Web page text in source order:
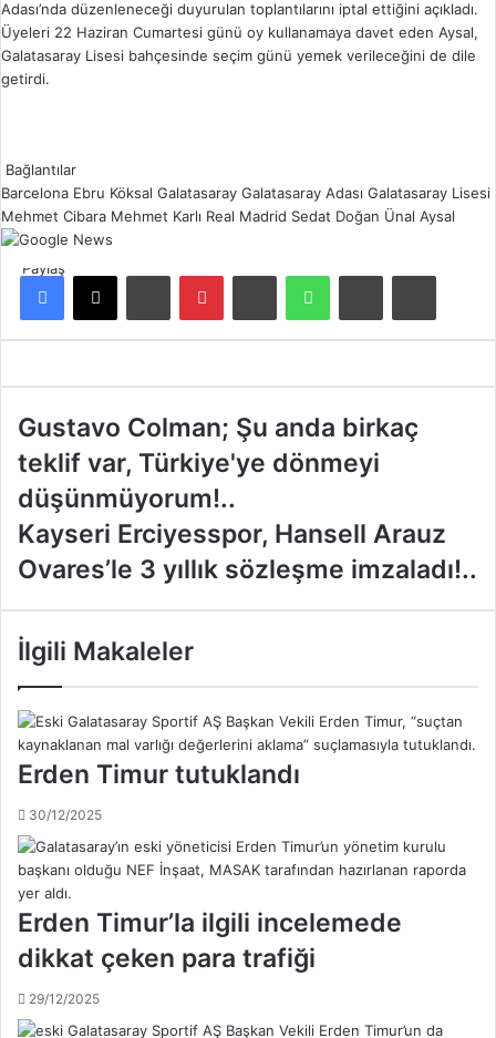
Adası’nda düzenleneceği duyurulan toplantılarını iptal ettiğini açıkladı.
Üyeleri 22 Haziran Cumartesi günü oy kullanamaya davet eden Aysal,
Galatasaray Lisesi bahçesinde seçim günü yemek verileceğini de dile
getirdi.
Bağlantılar
Barcelona Ebru Köksal Galatasaray Galatasaray Adası Galatasaray Lisesi
Mehmet Cibara Mehmet Karlı Real Madrid Sedat Doğan Ünal Aysal
Paylaş
G
s
t
a
v
o
C
o
;
Ş
u
n
d
a
b
i
r
k
ç
t
Gustavo Colman; Şu anda birkaç
teklif var, Türkiye'ye dönmeyi
düşünmüyorum!..
K
y
r
E
r
c
i
y
e
s
p
o
r
H
a
n
Kayseri Erciyesspor, Hansell Arauz
Ovares’le 3 yıllık sözleşme imzaladı!..
İlgili Makaleler
Erden Timur tutuklandı
30/12/2025
Erden Timur’la ilgili incelemede
dikkat çeken para trafiği
29/12/2025